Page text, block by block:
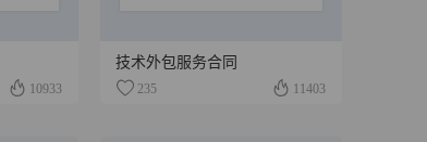
10933
技术外包服务合同
235 11403